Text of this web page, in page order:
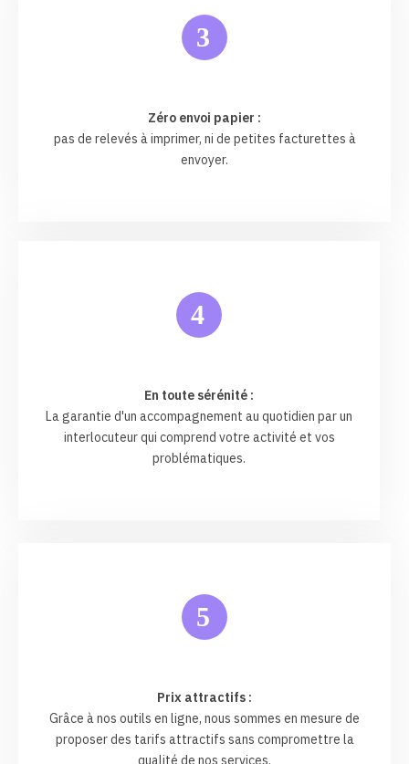
3
Zéro envoi papier :
pas de relevés à imprimer, ni de petites facturettes à
envoyer.
4
En toute sérénité :
La garantie d'un accompagnement au quotidien par un
interlocuteur qui comprend votre activité et vos
problématiques.
5
Prix attractifs :
Grâce à nos outils en ligne, nous sommes en mesure de
proposer des tarifs attractifs sans compromettre la